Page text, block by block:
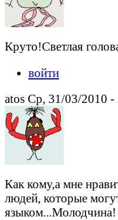
Круто!Светлая
войти
atos Ср, 31/03/2010 -
Как кому,а мне
людей, которые
языком...Молодчина!